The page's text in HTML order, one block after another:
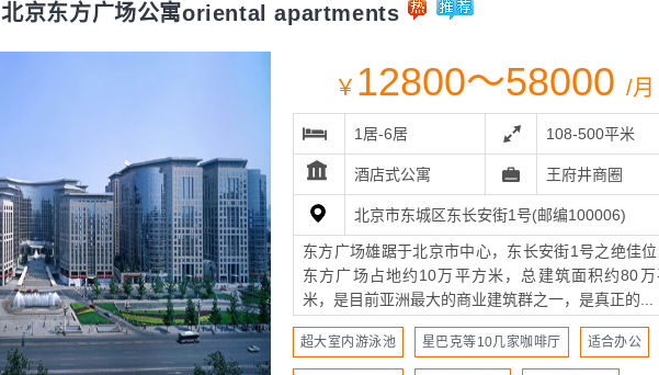
北京东方广场公寓oriental apartments
￥ 12800～58000 /月
1居-6居 108-500平米
酒店式公寓 王府井商圈
北京市东城区东长安街1号(邮编100006)
东方广场雄踞于北京市中心，东长安街1号之绝佳
东方广场占地约10万平方米，总建筑面积约80万
米，是目前亚洲最大的商业建筑群之一，是真正的...
超大室内游泳池 星巴克等10几家咖啡厅 适合办公